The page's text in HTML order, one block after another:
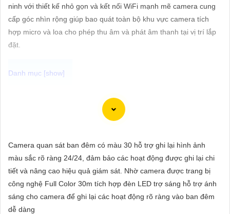
VẤN
LẮP
ĐẶT
PHỤ
VỤ
ninh với thiết kế nhỏ gọn và kết nối WiFi mạnh mẽ camera cung
cấp góc nhìn rộng giúp bao quát toàn bộ khu vực camera tích
hợp micro và loa cho phép thu âm và phát âm thanh tại vị trí lắp
đặt.
Dạ chào anh/chị, dưới đây là tư vấn về một số điểm cần xem xét
khi lựa chọn và một số mẫu Camera Wifi Cube nhỏ gọn phổ biến
Độ phân giải: Chọn Camera Wifi Cube có độ phân giải cao
để tự tin hình ảnh rõ nét.
chuyển động, đàm thoại hai chiều, hồng ngoại, lưu trữ đám mây,
Camera quan sát ban đêm có màu 30 hỗ trợ ghi lại hình ảnh
màu sắc rõ ràng 24/24, đảm bảo các hoạt động được ghi lại chi
tiết và nâng cao hiệu quả giám sát. Nhờ camera được trang bị
công nghệ Full Color 30m tích hợp đèn LED trợ sáng hỗ trợ ánh
sáng cho camera để ghi lại các hoạt động rõ ràng vào ban đêm
dễ dàng